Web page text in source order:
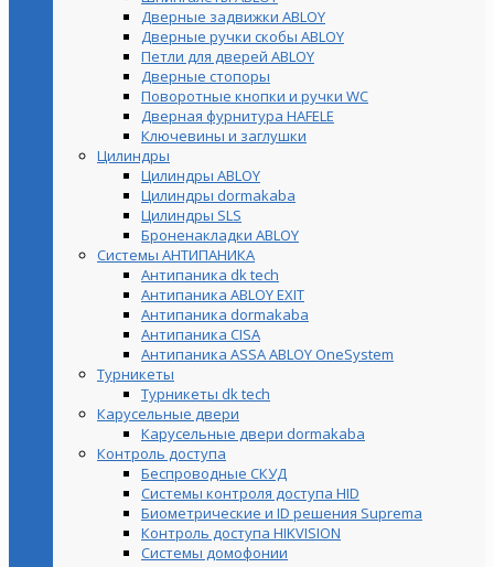
Дверные задвижки ABLOY
Дверные ручки скобы ABLOY
Петли для дверей ABLOY
Дверные стопоры
Поворотные кнопки и ручки WC
Дверная фурнитура HAFELE
Ключевины и заглушки
Цилиндры
Цилиндры ABLOY
Цилиндры dormakaba
Цилиндры SLS
Броненакладки ABLOY
Системы АНТИПАНИКА
Антипаника dk tech
Антипаника ABLOY EXIT
Антипаника dormakaba
Антипаника СISA
Антипаника ASSA ABLOY OneSystem
Турникеты
Турникеты dk tech
Карусельные двери
Карусельные двери dormakaba
Контроль доступа
Беспроводные СКУД
Системы контроля доступа HID
Биометрические и ID решения Suprema
Контроль доступа HIKVISION
Системы домофонии